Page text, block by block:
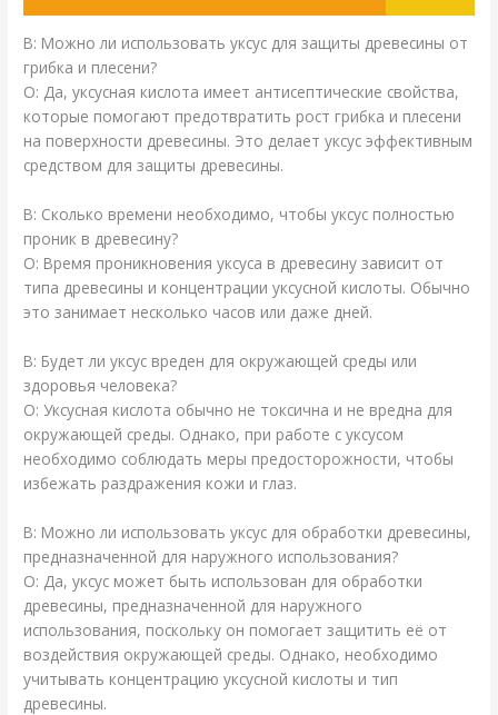
В: Можно ли использовать уксус для защиты древесины от
грибка и плесени?
О: Да, уксусная кислота имеет антисептические свойства,
которые помогают предотвратить рост грибка и плесени
на поверхности древесины. Это делает уксус эффективным
средством для защиты древесины.
В: Сколько времени необходимо, чтобы уксус полностью
проник в древесину?
О: Время проникновения уксуса в древесину зависит от
типа древесины и концентрации уксусной кислоты. Обычно
это занимает несколько часов или даже дней.
В: Будет ли уксус вреден для окружающей среды или
здоровья человека?
О: Уксусная кислота обычно не токсична и не вредна для
окружающей среды. Однако, при работе с уксусом
необходимо соблюдать меры предосторожности, чтобы
избежать раздражения кожи и глаз.
В: Можно ли использовать уксус для обработки древесины,
предназначенной для наружного использования?
О: Да, уксус может быть использован для обработки
древесины, предназначенной для наружного
использования, поскольку он помогает защитить её от
воздействия окружающей среды. Однако, необходимо
учитывать концентрацию уксусной кислоты и тип
древесины.